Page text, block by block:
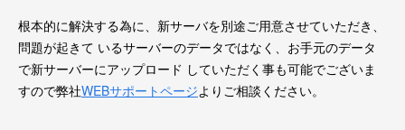
根本的に解決する為に、新サーバを別途ご用意させていただき、
問題が起きて いるサーバーのデータではなく、お手元のデータ
で新サーバーにアップロード していただく事も可能でございま
すので弊社WEBサポートページよりご相談ください。